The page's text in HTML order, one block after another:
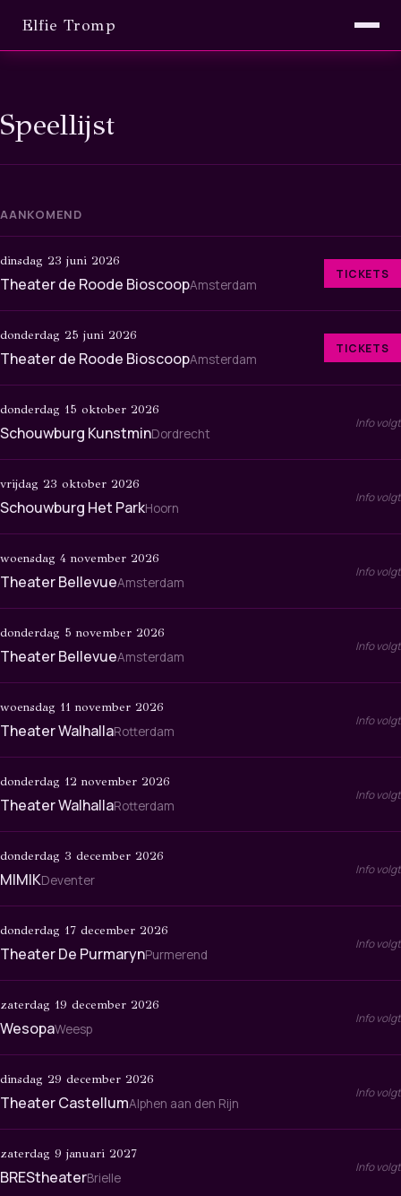
Elfie Tromp
Speellijst
AANKOMEND
dinsdag 23 juni 2026
Theater de Roode BioscoopAmsterdam
TICKETS
donderdag 25 juni 2026
Theater de Roode BioscoopAmsterdam
TICKETS
donderdag 15 oktober 2026
Schouwburg KunstminDordrecht
Info volgt
vrijdag 23 oktober 2026
Schouwburg Het ParkHoorn
Info volgt
woensdag 4 november 2026
Theater BellevueAmsterdam
Info volgt
donderdag 5 november 2026
Theater BellevueAmsterdam
Info volgt
woensdag 11 november 2026
Theater WalhallaRotterdam
Info volgt
donderdag 12 november 2026
Theater WalhallaRotterdam
Info volgt
donderdag 3 december 2026
MIMIKDeventer
Info volgt
donderdag 17 december 2026
Theater De PurmarynPurmerend
Info volgt
zaterdag 19 december 2026
WesopaWeesp
Info volgt
dinsdag 29 december 2026
Theater CastellumAlphen aan den Rijn
Info volgt
zaterdag 9 januari 2027
BREStheaterBrielle
Info volgt